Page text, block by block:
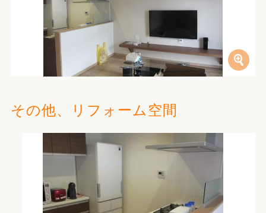
その他、リフォーム空間